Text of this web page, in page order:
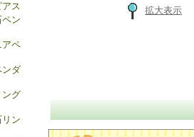
ス
ン
ペ
ダ
グ
ン
拡大表示